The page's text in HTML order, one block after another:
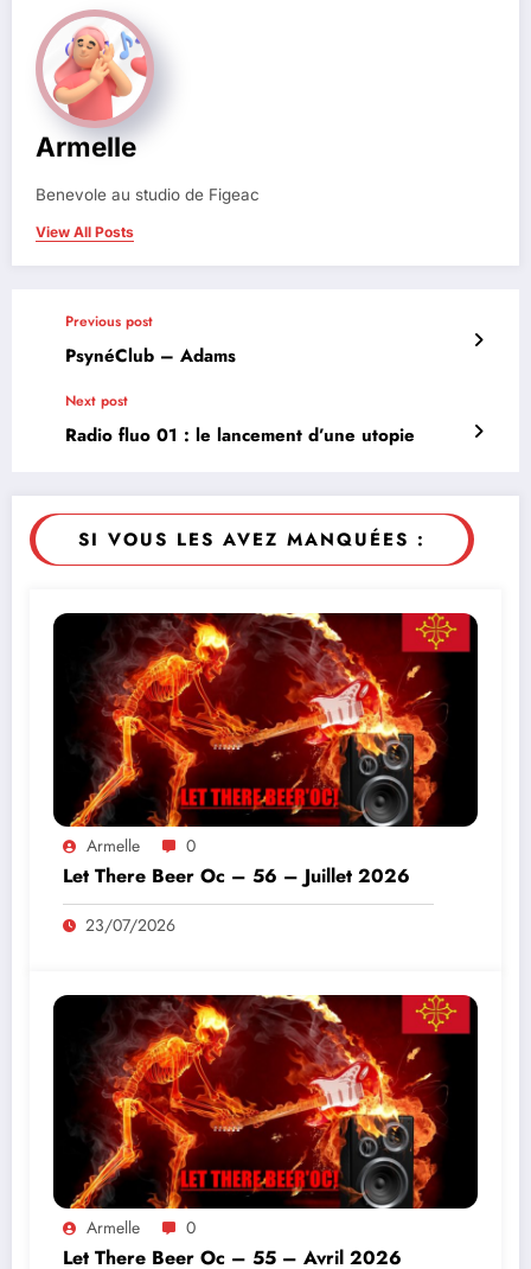
Armelle
Benevole au studio de Figeac
View All Posts
Previous post
PsynéClub – Adams
Next post
Radio fluo 01 : le lancement d’une utopie
SI VOUS LES AVEZ MANQUÉES :
Armelle 0
Let There Beer Oc – 56 – Juillet 2026
23/07/2026
Armelle 0
Let There Beer Oc – 55 – Avril 2026